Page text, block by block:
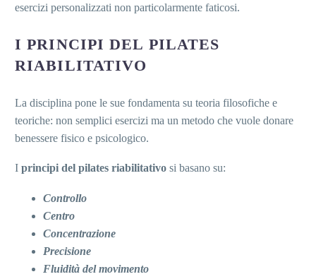
esercizi personalizzati non particolarmente faticosi.
I PRINCIPI DEL PILATES
RIABILITATIVO
La disciplina pone le sue fondamenta su teoria filosofiche e
teoriche: non semplici esercizi ma un metodo che vuole donare
benessere fisico e psicologico.
I principi del pilates riabilitativo si basano su:
Controllo
Centro
Concentrazione
Precisione
Fluidità del movimento